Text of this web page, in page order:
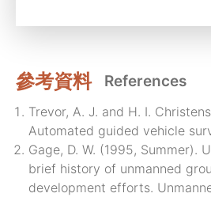
參考資料 References
Trevor, A. J. and H. I.
Automated guided vehicle
Gage, D. W. (1995, Summer).
brief history of unmanned
development efforts.